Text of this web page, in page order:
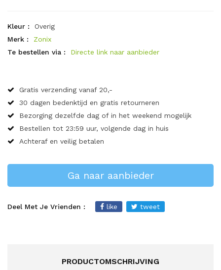
Kleur :
Overig
Merk :
Zonix
Te bestellen via :
Directe link naar aanbieder
Gratis verzending vanaf 20,-
30 dagen bedenktijd en gratis retourneren
Bezorging dezelfde dag of in het weekend mogelijk
Bestellen tot 23:59 uur, volgende dag in huis
Achteraf en veilig betalen
Ga naar aanbieder
Deel Met Je Vrienden : like tweet
PRODUCTOMSCHRIJVING